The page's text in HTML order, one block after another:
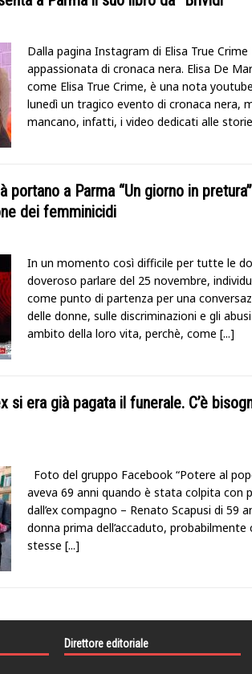
Dalla pagina Instagram di Elisa True
appassionata di cronaca nera. Elisa De
come Elisa True Crime, è una nota
lunedì un tragico evento di cronaca nera,
mancano, infatti, i video dedicati alle storie
portano a Parma “Un giorno in
dei femminicidi
In un momento così difficile per tutte le
doveroso parlare del 25 novembre,
come punto di partenza per una
delle donne, sulle discriminazioni e gli
ambito della loro vita, perchè, come [...]
si era già pagata il funerale. C’è
Foto del gruppo Facebook “Potere al
aveva 69 anni quando è stata colpita con
dall’ex compagno – Renato Scapusi di 59
donna prima dell’accaduto, probabilmente
stesse [...]
Direttore editoriale